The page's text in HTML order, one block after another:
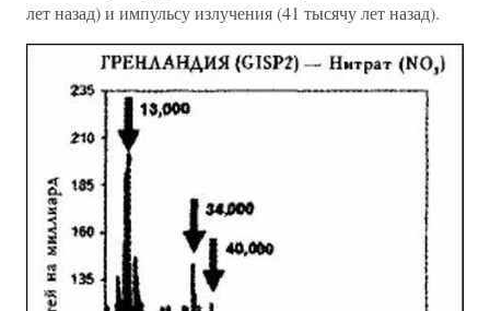
лет назад) и импульсу излучения (41 тысячу лет назад).